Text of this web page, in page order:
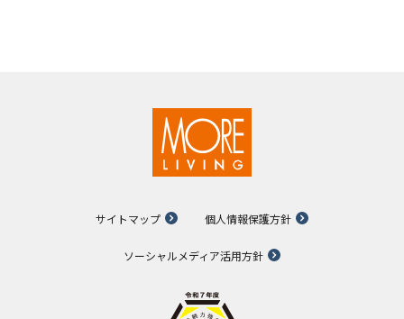
サイトマップ 個人情報保護方針
ソーシャルメディア活用方針